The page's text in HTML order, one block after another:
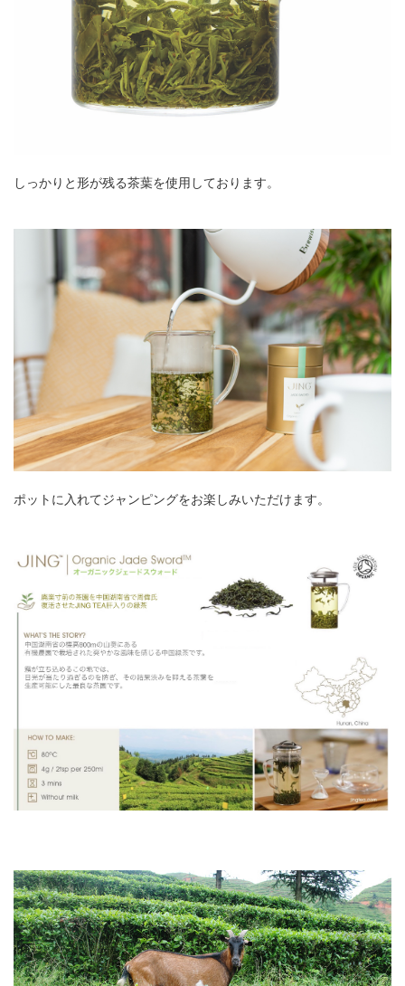
しっかりと形が残る茶葉を使用しております。
ポットに入れてジャンピングをお楽しみいただけます。